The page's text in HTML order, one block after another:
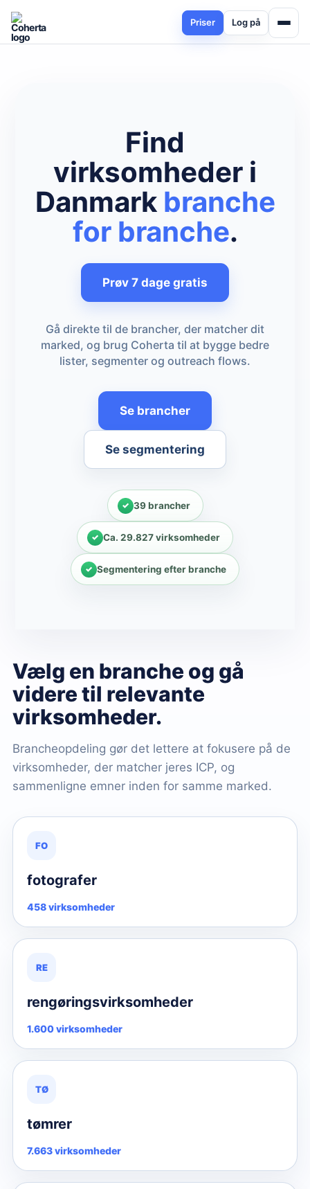
Priser Log på
Find
virksomheder i
Danmark branche
for branche.
Prøv 7 dage gratis
Gå direkte til de brancher, der matcher dit
marked, og brug Coherta til at bygge bedre
lister, segmenter og outreach flows.
Se brancher
Se segmentering
39 brancher
Ca. 29.827 virksomheder
Segmentering efter branche
Vælg en branche og gå
videre til relevante
virksomheder.
Brancheopdeling gør det lettere at fokusere på de
virksomheder, der matcher jeres ICP, og
sammenligne emner inden for samme marked.
FO
fotografer
458 virksomheder
RE
rengøringsvirksomheder
1.600 virksomheder
TØ
tømrer
7.663 virksomheder